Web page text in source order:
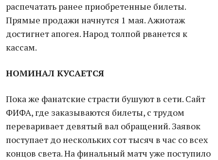
распечатать ранее приобретенные билеты.
Прямые продажи начнутся 1 мая. Ажиотаж
достигнет апогея. Народ толпой рванется к
кассам.
НОМИНАЛ КУСАЕТСЯ
Пока же фанатские страсти бушуют в сети. Сайт
ФИФА, где заказываются билеты, с трудом
переваривает девятый вал обращений. Заявок
поступает до нескольких сот тысяч в час со всех
концов света. На финальный матч уже поступило